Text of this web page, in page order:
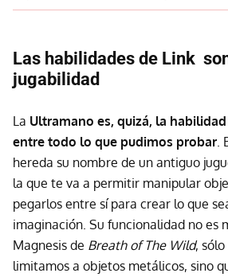
Las habilidades de Link
jugabilidad
La Ultramano es, quizá, la
entre todo lo que pudimos probar
hereda su nombre de un antiguo
la que te va a permitir manipular
pegarlos entre sí para crear lo que
imaginación. Su funcionalidad no es
Magnesis de Breath of The Wild,
limitamos a objetos metálicos, sino